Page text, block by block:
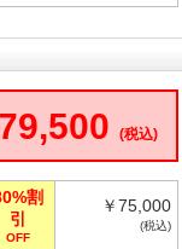
(税込)
割
引
OFF
￥75,000
(税込)